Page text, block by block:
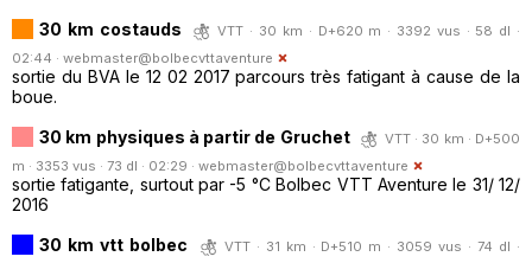
30 km costauds
VTT · 30 km · D+620 m · 3392 vus · 58 dl ·
02:44 · webmaster@bolbecvttaventure
sortie du BVA le 12 02 2017 parcours très fatigant à cause de la
boue.
30 km physiques à partir de Gruchet
VTT · 30 km · D+500
m · 3353 vus · 73 dl · 02:29 · webmaster@bolbecvttaventure
sortie fatigante, surtout par -5 °C Bolbec VTT Aventure le 31/ 12/
2016
30 km vtt bolbec
VTT · 31 km · D+510 m · 3059 vus · 74 dl ·